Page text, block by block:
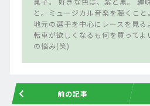
と。ミュージカル音楽を聴くこ
地元の選手を中心にレースを見る
転車が欲しくなるも何を買ってよ
の悩み(笑)
前の記事